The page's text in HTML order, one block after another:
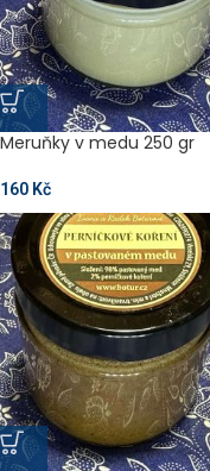
Meruňky v medu 250 gr
160 Kč